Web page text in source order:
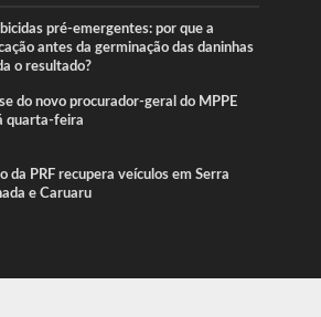
pré-emergentes: por que a
antes da germinação das daninhas
o resultado?
do novo procurador-geral do MPPE
quarta-feira
da PRF recupera veículos em Serra
e Caruaru